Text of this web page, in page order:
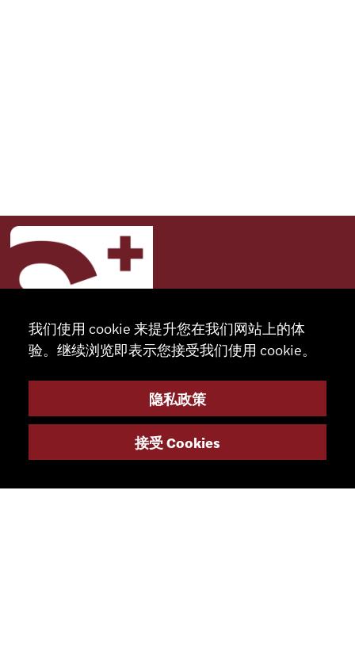
联系
我们使用 cookie 来提升您在我们网站上的体
验。继续浏览即表示您接受我们使用 cookie。
隐私政策
接受 Cookies